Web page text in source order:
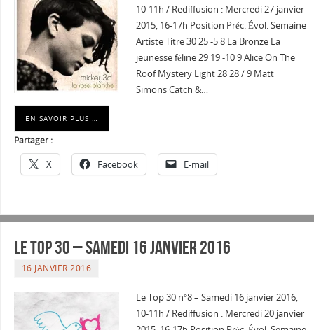
10-11h / Rediffusion : Mercredi 27 janvier
2015, 16-17h Position Préc. Évol. Semaine
Artiste Titre 30 25 -5 8 La Bronze La
jeunesse féline 29 19 -10 9 Alice On The
Roof Mystery Light 28 28 / 9 Matt
Simons Catch &…
EN SAVOIR PLUS …
Partager :
X Facebook E-mail
Le Top 30 – Samedi 16 janvier 2016
16 JANVIER 2016
Le Top 30 n°8 – Samedi 16 janvier 2016,
10-11h / Rediffusion : Mercredi 20 janvier